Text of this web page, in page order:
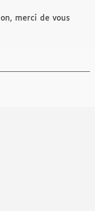
merci de vous